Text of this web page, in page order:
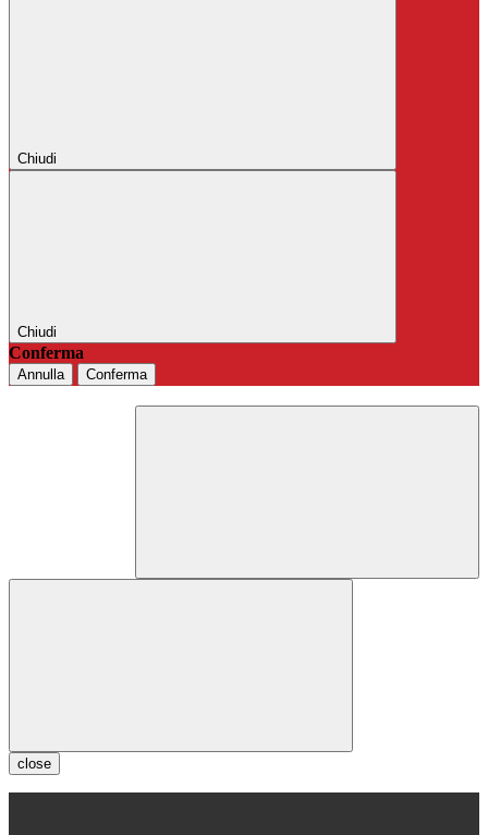
Chiudi
Chiudi
Conferma
Annulla Conferma
close